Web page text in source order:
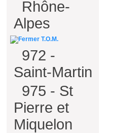
Rhône-
Alpes
T.O.M.
972 -
Saint-Martin
975 - St
Pierre et
Miquelon